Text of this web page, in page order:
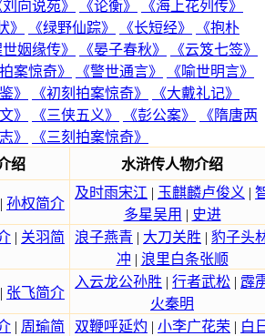
刘向说苑》 《论衡》
《海上花列传》
》
《绿野仙踪》 《长短经》
《抱朴
世姻缘传》 《晏子春秋》
《云笈七签》
案惊奇》 《警世通言》
《喻世明言》
》 《初刻拍案惊奇》
《大戴礼记》
》 《三侠五义》 《彭公案》
《隋唐两
》
《三刻拍案惊奇》
绍
水浒传人物介绍
| 孙权简介
及时雨宋江 | 玉麒麟卢俊义 |
多星吴用 | 史进
| 关羽简
浪子燕青 | 大刀关胜 | 豹子头
冲 | 浪里白条张顺
| 张飞简介
入云龙公孙胜 | 行者武松 | 霹
火秦明
| 周瑜简
双鞭呼延灼 | 小李广花荣 | 白